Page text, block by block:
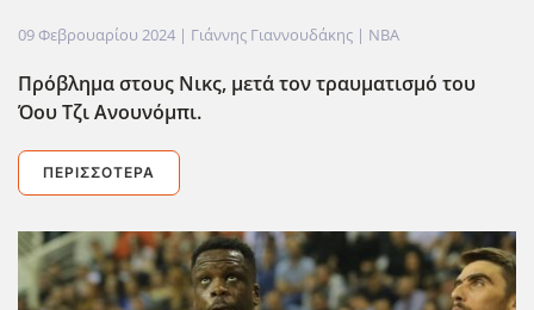
09 Φεβρουαρίου 2024 | Γιάννης Γιαννουδάκης | NBA
Πρόβλημα στους Νικς, μετά τον τραυματισμό του
Όου Τζι Ανουνόμπι.
ΠΕΡΙΣΣΌΤΕΡΑ